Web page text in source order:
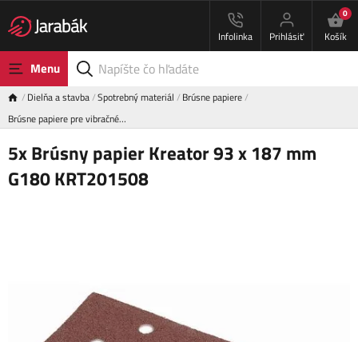
Infolinka Prihlásiť
0
Košík
Menu
Dielňa a stavba Spotrebný materiál
Brúsne papiere
Brúsne papiere pre vibračné…
5x Brúsny papier Kreator 93 x 187 mm
G180 KRT201508